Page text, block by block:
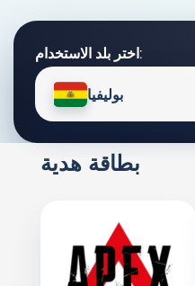
اختر بلد الاستخدام:
بوليفيا
بطاقة هدية